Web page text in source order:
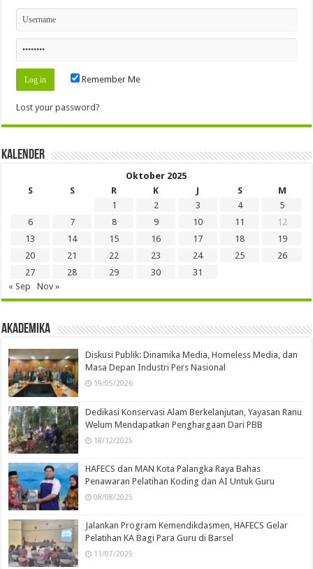
Remember Me
Lost your password?
Kalender
Oktober 2025
S
S R K J S
M
1
2 3 4
5
6
7 8 9 10 11
12
13
14 15 16 17 18
19
20
21 22 23 24 25
26
27
28 29 30
31
« Sep
Nov »
Akademika
Diskusi Publik: Dinamika Media, Homeless Media, dan
Masa Depan Industri Pers Nasional
19/05/2026
Dedikasi Konservasi Alam Berkelanjutan, Yayasan Ranu
Welum Mendapatkan Penghargaan Dari PBB
18/12/2025
HAFECS dan MAN Kota Palangka Raya Bahas
Penawaran Pelatihan Koding dan AI Untuk Guru
08/08/2025
Jalankan Program Kemendikdasmen, HAFECS Gelar
Pelatihan KA Bagi Para Guru di Barsel
11/07/2025